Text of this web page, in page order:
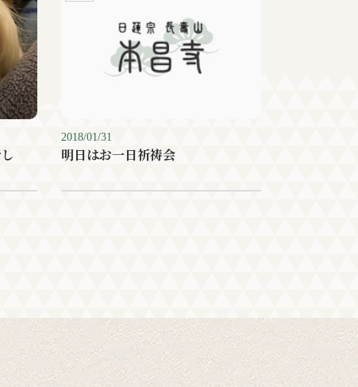
2018/01/31
明日はお一日祈祷会